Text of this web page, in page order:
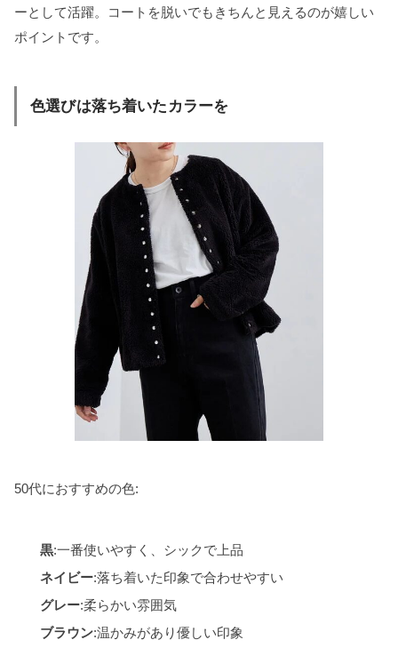
ーとして活躍。コートを脱いでもきちんと見えるのが嬉しい
ポイントです。
色選びは落ち着いたカラーを
50代におすすめの色:
黒:一番使いやすく、シックで上品
ネイビー:落ち着いた印象で合わせやすい
グレー:柔らかい雰囲気
ブラウン:温かみがあり優しい印象